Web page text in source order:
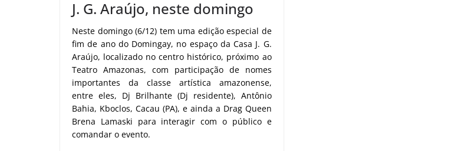
J. G. Araújo, neste domingo
Neste domingo (6/12) tem uma edição especial de
fim de ano do Domingay, no espaço da Casa J. G.
Araújo, localizado no centro histórico, próximo ao
Teatro Amazonas, com participação de nomes
importantes da classe artística amazonense,
entre eles, Dj Brilhante (Dj residente), Antônio
Bahia, Kboclos, Cacau (PA), e ainda a Drag Queen
Brena Lamaski para interagir com o público e
comandar o evento.